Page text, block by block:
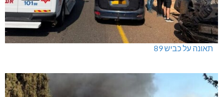
תאונה על כביש 89